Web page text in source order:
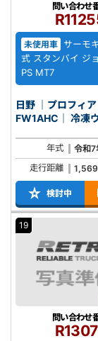
問い合わせ
未使用車
サーモ
式 スタンバイ ジ
PS MT7
日野 ｜プロフィ
FW1AHC
年式
令和7
走行距離
検討中
19
問い合わせ